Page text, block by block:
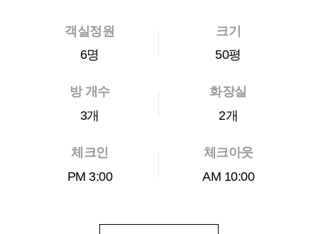
객실정원
6명
크기
50평
방 개수
3개
화장실
2개
체크인
PM 3:00
체크아웃
AM 10:00